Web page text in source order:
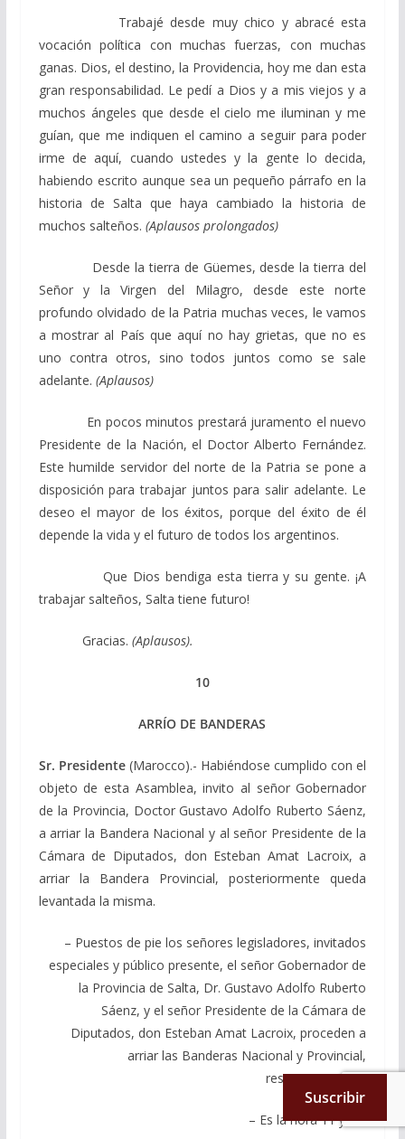
Trabajé desde muy chico y abracé esta
vocación política con muchas fuerzas, con muchas
ganas. Dios, el destino, la Providencia, hoy me dan esta
gran responsabilidad. Le pedí a Dios y a mis viejos y a
muchos ángeles que desde el cielo me iluminan y me
guían, que me indiquen el camino a seguir para poder
irme de aquí, cuando ustedes y la gente lo decida,
habiendo escrito aunque sea un pequeño párrafo en la
historia de Salta que haya cambiado la historia de
muchos salteños. (Aplausos prolongados)
Desde la tierra de Güemes, desde la tierra del
Señor y la Virgen del Milagro, desde este norte
profundo olvidado de la Patria muchas veces, le vamos
a mostrar al País que aquí no hay grietas, que no es
uno contra otros, sino todos juntos como se sale
adelante. (Aplausos)
En pocos minutos prestará juramento el nuevo
Presidente de la Nación, el Doctor Alberto Fernández.
Este humilde servidor del norte de la Patria se pone a
disposición para trabajar juntos para salir adelante. Le
deseo el mayor de los éxitos, porque del éxito de él
depende la vida y el futuro de todos los argentinos.
Que Dios bendiga esta tierra y su gente. ¡A
trabajar salteños, Salta tiene futuro!
Gracias. (Aplausos).
10
ARRÍO DE BANDERAS
Sr. Presidente(Marocco).- Habiéndose cumplido con el
objeto de esta Asamblea, invito al señor Gobernador
de la Provincia, Doctor Gustavo Adolfo Ruberto Sáenz,
a arriar la Bandera Nacional y al señor Presidente de la
Cámara de Diputados, don Esteban Amat Lacroix, a
arriar la Bandera Provincial, posteriormente queda
levantada la misma.
– Puestos de pie los señores legisladores, invitados
especiales y público presente, el señor Gobernador de
la Provincia de Salta, Dr. Gustavo Adolfo Ruberto
Sáenz, y el señor Presidente de la Cámara de
Diputados, don Esteban Amat Lacroix, proceden a
arriar las Banderas Nacional y Provincial,
respectivamente.
– Es la hora 11 y 10.
Suscribir